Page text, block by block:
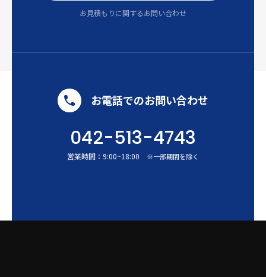
お見積もりに関するお問い合わせ
お電話でのお問い合わせ
042-513-4743
営業時間： 9:00~18:00 ※一部期間を除く